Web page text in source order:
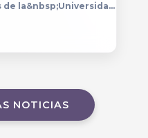
la&nbsp;Universidad
NOTICIAS